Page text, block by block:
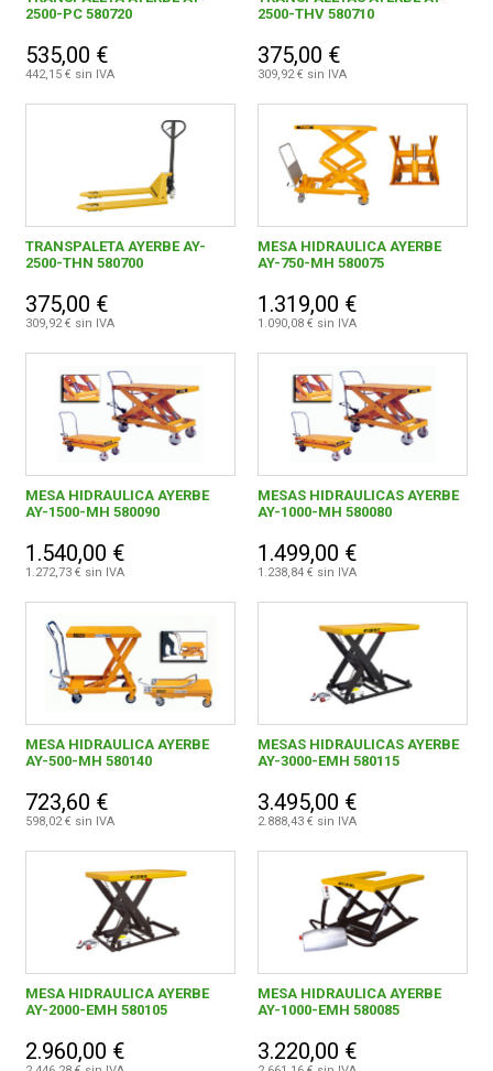
2500-PC 580720
535,00 €
442,15 € sin IVA
2500-THV 580710
375,00 €
309,92 € sin IVA
TRANSPALETA AYERBE AY-
2500-THN 580700
375,00 €
309,92 € sin IVA
MESA HIDRAULICA AYERBE
AY-750-MH 580075
1.319,00 €
1.090,08 € sin IVA
MESA HIDRAULICA AYERBE
AY-1500-MH 580090
1.540,00 €
1.272,73 € sin IVA
MESAS HIDRAULICAS AYERBE
AY-1000-MH 580080
1.499,00 €
1.238,84 € sin IVA
MESA HIDRAULICA AYERBE
AY-500-MH 580140
723,60 €
598,02 € sin IVA
MESAS HIDRAULICAS AYERBE
AY-3000-EMH 580115
3.495,00 €
2.888,43 € sin IVA
MESA HIDRAULICA AYERBE
AY-2000-EMH 580105
2.960,00 €
MESA HIDRAULICA AYERBE
AY-1000-EMH 580085
3.220,00 €